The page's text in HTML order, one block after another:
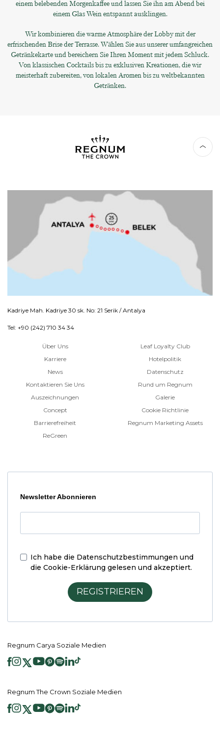
einem belebenden Morgenkaffee und lassen Sie ihn am Abend bei
einem Glas Wein entspannt ausklingen.
Wir kombinieren die warme Atmosphäre der Lobby mit der
erfrischenden Brise der Terrasse. Wählen Sie aus unserer umfangreichen
Getränkekarte und bereichern Sie Ihren Moment mit jedem Schluck.
Von klassischen Cocktails bis zu exklusiven Kreationen, die wir
meisterhaft zubereiten, von lokalen Aromen bis zu weltbekannten
Getränken.
Kadriye Mah. Kadriye 30 sk. No: 21 Serik / Antalya
Tel: +90 (242) 710 34 34
Über Uns
Karriere
News
Kontaktieren Sie Uns
Auszeichnungen
Concept
Barrierefreiheit
ReGreen
Leaf Loyalty Club
Hotelpolitik
Datenschutz
Rund um Regnum
Galerie
Cookie Richtlinie
Regnum Marketing Assets
Newsletter Abonnieren
Ich habe die Datenschutzbestimmungen und
die Cookie-Erklärung gelesen und akzeptiert.
REGISTRIEREN
Regnum Carya Soziale Medien
Regnum The Crown Soziale Medien